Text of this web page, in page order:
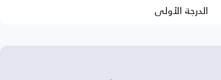
الدرجة الأولى